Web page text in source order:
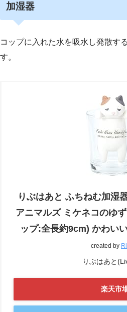
加湿器
コップに入れた水を吸水し発散す
す。
りぶはあと ふちねむ加湿
アニマルズ ミケネコのゆ
ップ:全長約9cm) かわい
created by
りぶはあと
楽天市